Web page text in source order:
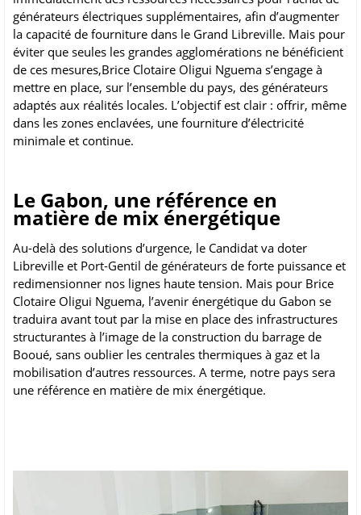
générateurs électriques supplémentaires, afin d’augmenter
la capacité de fourniture dans le Grand Libreville. Mais pour
éviter que seules les grandes agglomérations ne bénéficient
de ces mesures,Brice Clotaire Oligui Nguema s’engage à
mettre en place, sur l’ensemble du pays, des générateurs
adaptés aux réalités locales. L’objectif est clair : offrir, même
dans les zones enclavées, une fourniture d’électricité
minimale et continue.
Le Gabon, une référence en
matière de mix énergétique
Au-delà des solutions d’urgence, le Candidat va doter
Libreville et Port-Gentil de générateurs de forte puissance et
redimensionner nos lignes haute tension. Mais pour Brice
Clotaire Oligui Nguema, l’avenir énergétique du Gabon se
traduira avant tout par la mise en place des infrastructures
structurantes à l’image de la construction du barrage de
Booué, sans oublier les centrales thermiques à gaz et la
mobilisation d’autres ressources. A terme, notre pays sera
une référence en matière de mix énergétique.